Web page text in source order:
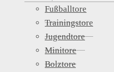
Fußballtore
Trainingstore
Jugendtore
Minitore
Bolztore